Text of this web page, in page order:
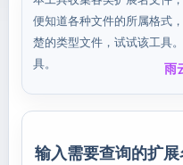
便知道各种文件的所属格式
楚的类型文件，试试该工具
具。
雨
输入需要查询的扩展